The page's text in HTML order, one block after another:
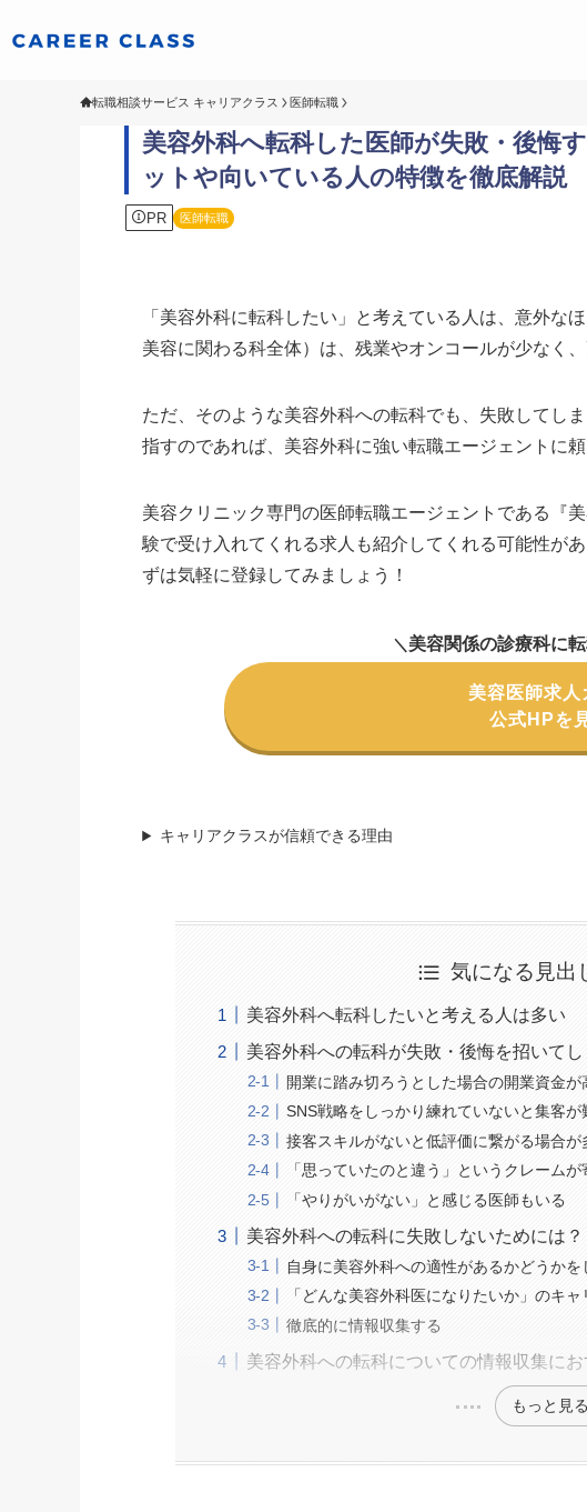
転職相談サービス キャリアクラス 医師転職
美容外科へ転科した医師が失敗・後悔
ットや向いている人の特徴を徹底解説
PR 医師転職
「美容外科に転科したい」と考えている人は、意外な
美容に関わる科全体）は、残業やオンコールが少なく
ただ、そのような美容外科への転科でも、失敗してし
指すのであれば、美容外科に強い転職エージェントに頼
美容クリニック専門の医師転職エージェントである『
験で受け入れてくれる求人も紹介してくれる可能性が
ずは気軽に登録してみましょう！
＼美容関係の診療科に
美容医師求人
公式HPを
キャリアクラスが信頼できる理由
気になる見出
美容外科へ転科したいと考える人は多い
美容外科への転科が失敗・後悔を招いて
開業に踏み切ろうとした場合の開業資金が
SNS戦略をしっかり練れていないと集客が
接客スキルがないと低評価に繋がる場合が
「思っていたのと違う」というクレーム
「やりがいがない」と感じる医師もいる
美容外科への転科に失敗しないためには？
自身に美容外科への適性があるかどうかを
「どんな美容外科医になりたいか」のキ
徹底的に情報収集する
美容外科への転科についての情報収集に
もっと見る